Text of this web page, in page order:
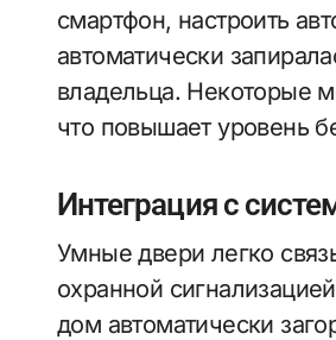
смартфон, настроить
автоматически
владельца. Некоторые
что повышает уровень
Интеграция с
Умные двери легко
охранной
дом автоматически